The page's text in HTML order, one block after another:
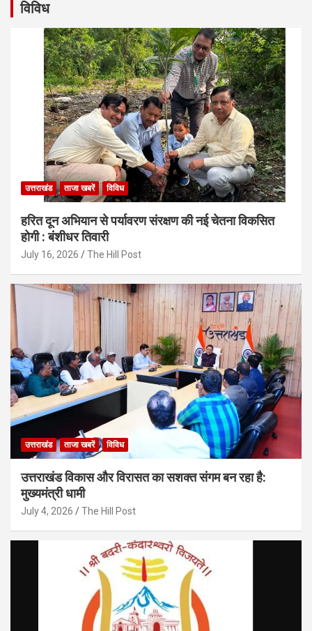
विविध
उत्तराखंड ताजा खबरें विविध
हरित दून अभियान से पर्यावरण संरक्षण की नई चेतना विकसित
होगी : बंशीधर तिवारी
July 16, 2026 The Hill Post
उत्तराखंड ताजा खबरें विविध
उत्तराखंड विकास और विरासत का सशक्त संगम बन रहा है:
मुख्यमंत्री धामी
July 4, 2026 The Hill Post